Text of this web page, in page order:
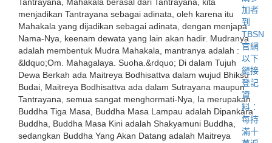
menjadikan Tantrayana sebagai adinata, oleh karena itu
Mahakala yang dijadikan sebagai adinata, dengan menjapa
Nama-Nya, keenam dewata yang lain akan hadir. Mudranya
adalah membentuk Mudra Mahakala, mantranya adalah :
&ldquo;Om. Mahagalaya. Suoha.&rdquo; Di dalam Tujuh
Dewa Berkah ada Maitreya Bodhisattva dalam wujud Bhiksu
Budai, Maitreya Bodhisattva ada dalam Sutrayana maupun
Tantrayana, semua sangat menghormati-Nya, Ia merupakan
Buddha Tiga Masa, Buddha Masa Lampau adalah Dipankara
Buddha, Buddha Masa Kini adalah Shakyamuni Buddha,
sedangkan Buddha Yang Akan Datang adalah Maitreya